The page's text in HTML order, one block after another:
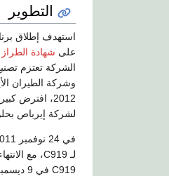
التطوير
استهدف إطلاق برنامج عام
على شهادة الطراز
الشركة تعتزم تصنيع ما يصل إلى
وشركة الطيران
2012، افترض كبير المحللين الاستراتيجيين لشركة
لشركة إيرباص بحلول
لـ C919، مع الانتهاء التقديري لمرحلة التصميم التفصيلية في عام 2012.
C919 في 9 ديسمبر 2011.